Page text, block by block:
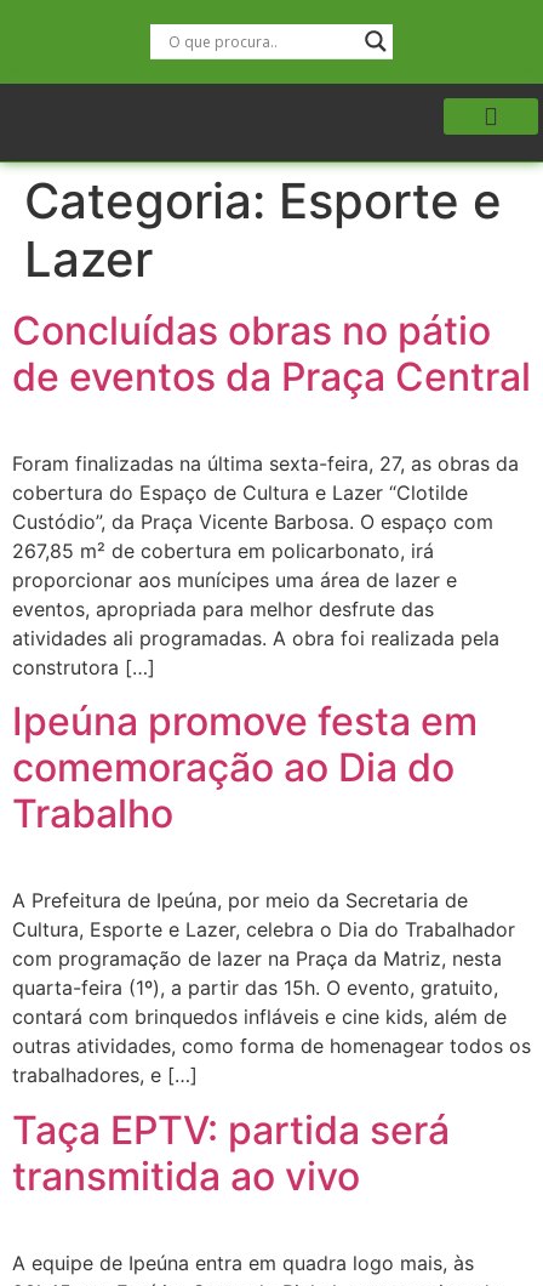
Categoria: Esporte e
Lazer
Concluídas obras no pátio
de eventos da Praça Central
Foram finalizadas na última sexta-feira, 27, as obras da
cobertura do Espaço de Cultura e Lazer “Clotilde
Custódio”, da Praça Vicente Barbosa. O espaço com
267,85 m² de cobertura em policarbonato, irá
proporcionar aos munícipes uma área de lazer e
eventos, apropriada para melhor desfrute das
atividades ali programadas. A obra foi realizada pela
construtora […]
Ipeúna promove festa em
comemoração ao Dia do
Trabalho
A Prefeitura de Ipeúna, por meio da Secretaria de
Cultura, Esporte e Lazer, celebra o Dia do Trabalhador
com programação de lazer na Praça da Matriz, nesta
quarta-feira (1º), a partir das 15h. O evento, gratuito,
contará com brinquedos infláveis e cine kids, além de
outras atividades, como forma de homenagear todos os
trabalhadores, e […]
Taça EPTV: partida será
transmitida ao vivo
A equipe de Ipeúna entra em quadra logo mais, às